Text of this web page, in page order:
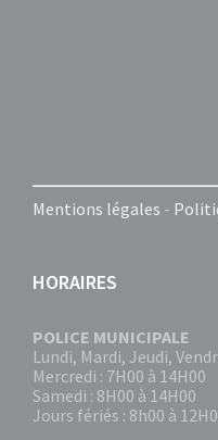
Mentions légales -
HORAIRES
POLICE MUNICIPALE
Lundi, Mardi, Jeudi,
Mercredi : 7H00 à 14H00
Samedi : 8H00 à 14H00
Jours fériés : 8h00 à